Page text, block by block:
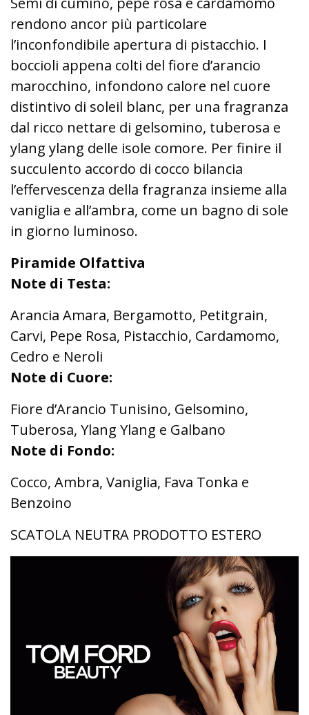
rendono ancor più particolare
l’inconfondibile apertura di pistacchio. I
boccioli appena colti del fiore d’arancio
marocchino, infondono calore nel cuore
distintivo di soleil blanc, per una fragranza
dal ricco nettare di gelsomino, tuberosa e
ylang ylang delle isole comore. Per finire il
succulento accordo di cocco bilancia
l’effervescenza della fragranza insieme alla
vaniglia e all’ambra, come un bagno di sole
in giorno luminoso.
Piramide Olfattiva
Note di Testa:
Arancia Amara, Bergamotto, Petitgrain,
Carvi, Pepe Rosa, Pistacchio, Cardamomo,
Cedro e Neroli
Note di Cuore:
Fiore d’Arancio Tunisino, Gelsomino,
Tuberosa, Ylang Ylang e Galbano
Note di Fondo:
Cocco, Ambra, Vaniglia, Fava Tonka e
Benzoino
SCATOLA NEUTRA PRODOTTO ESTERO